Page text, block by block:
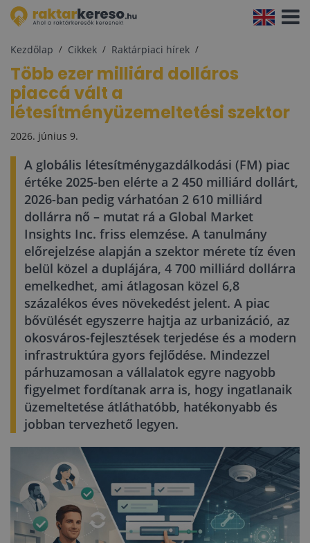
Kezdőlap Cikkek Raktárpiaci hírek
Több ezer milliárd dolláros
piaccá vált a
létesítményüzemeltetési szektor
2026. június 9.
A globális létesítménygazdálkodási (FM) piac
értéke 2025-ben elérte a 2 450 milliárd dollárt,
2026-ban pedig várhatóan 2 610 milliárd
dollárra nő – mutat rá a Global Market
Insights Inc. friss elemzése. A tanulmány
előrejelzése alapján a szektor mérete tíz éven
belül közel a duplájára, 4 700 milliárd dollárra
emelkedhet, ami átlagosan közel 6,8
százalékos éves növekedést jelent. A piac
bővülését egyszerre hajtja az urbanizáció, az
okosváros-fejlesztések terjedése és a modern
infrastruktúra gyors fejlődése. Mindezzel
párhuzamosan a vállalatok egyre nagyobb
figyelmet fordítanak arra is, hogy ingatlanaik
üzemeltetése átláthatóbb, hatékonyabb és
jobban tervezhető legyen.